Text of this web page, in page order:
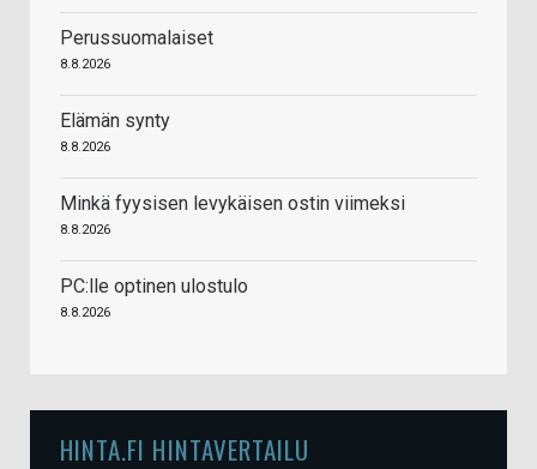
Perussuomalaiset
8.8.2026
Elämän synty
8.8.2026
Minkä fyysisen levykäisen ostin viimeksi
8.8.2026
PC:lle optinen ulostulo
8.8.2026
HINTA.FI HINTAVERTAILU